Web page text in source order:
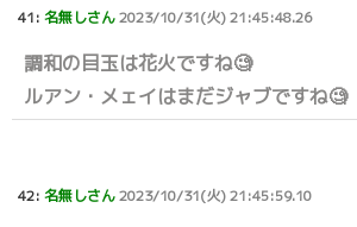
41: 名無しさん2023/10/31(火) 21:45:48.26
調和の目玉は花火ですね🧐
ルアン・メェイはまだジャブですね🧐
42: 名無しさん2023/10/31(火) 21:45:59.10